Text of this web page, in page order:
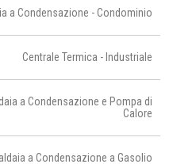
a Condensazione - Condominio
Centrale Termica - Industriale
a Condensazione e Pompa di
Calore
a Condensazione a Gasolio